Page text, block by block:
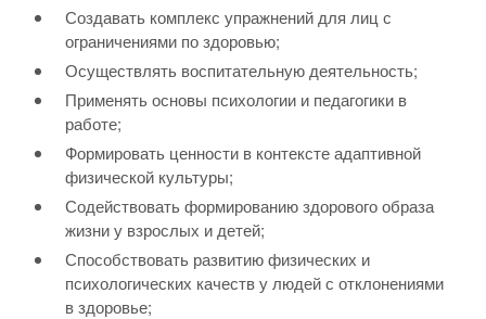
Создавать комплекс упражнений для лиц с
ограничениями по здоровью;
Осуществлять воспитательную деятельность;
Применять основы психологии и педагогики в
работе;
Формировать ценности в контексте адаптивной
физической культуры;
Содействовать формированию здорового образа
жизни у взрослых и детей;
Способствовать развитию физических и
психологических качеств у людей с отклонениями
в здоровье;